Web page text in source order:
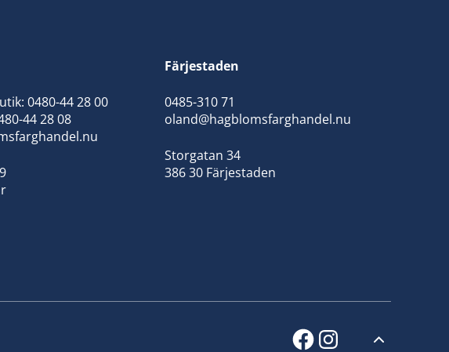
0480-44 28 00
44 28 08
Färjestaden
0485-310 71
oland@hagblomsfarghandel.nu
Storgatan 34
386 30 Färjestaden
facebook
instagram